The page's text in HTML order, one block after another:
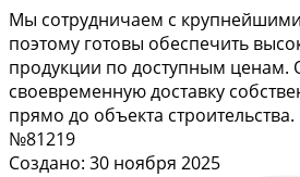
Мы сотрудничаем с
поэтому готовы обеспечить
продукции по доступным ценам.
своевременную доставку
прямо до объекта строительства.
№81219
Создано: 30 ноября 2025